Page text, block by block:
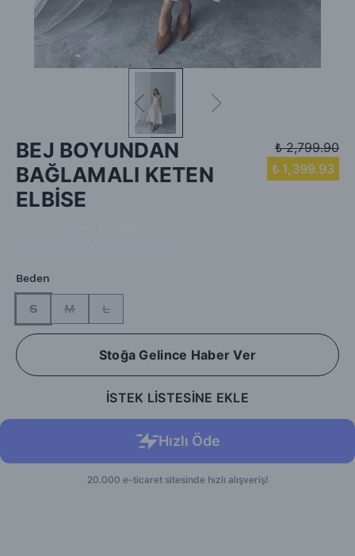
BEJ BOYUNDAN
BAĞLAMALI KETEN
ELBİSE
₺ 2,799.90
₺ 1,399.93
Beden
S M L
Stoğa Gelince Haber Ver
İSTEK LİSTESİNE EKLE